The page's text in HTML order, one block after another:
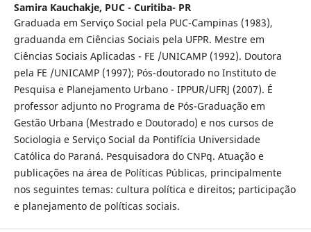
Samira Kauchakje, PUC - Curitiba- PR
Graduada em Serviço Social pela PUC-Campinas (1983),
graduanda em Ciências Sociais pela UFPR. Mestre em
Ciências Sociais Aplicadas - FE /UNICAMP (1992). Doutora
pela FE /UNICAMP (1997); Pós-doutorado no Instituto de
Pesquisa e Planejamento Urbano - IPPUR/UFRJ (2007). É
professor adjunto no Programa de Pós-Graduação em
Gestão Urbana (Mestrado e Doutorado) e nos cursos de
Sociologia e Serviço Social da Pontifícia Universidade
Católica do Paraná. Pesquisadora do CNPq. Atuação e
publicações na área de Políticas Públicas, principalmente
nos seguintes temas: cultura política e direitos; participação
e planejamento de políticas sociais.